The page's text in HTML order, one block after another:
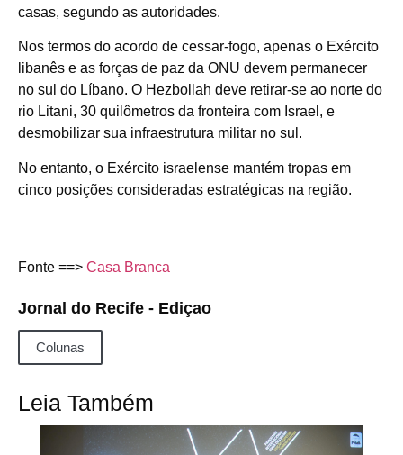
casas, segundo as autoridades.
Nos termos do acordo de cessar-fogo, apenas o Exército
libanês e as forças de paz da ONU devem permanecer
no sul do Líbano. O Hezbollah deve retirar-se ao norte do
rio Litani, 30 quilômetros da fronteira com Israel, e
desmobilizar sua infraestrutura militar no sul.
No entanto, o Exército israelense mantém tropas em
cinco posições consideradas estratégicas na região.
Fonte ==> Casa Branca
Jornal do Recife - Ediçao
Colunas
Leia Também